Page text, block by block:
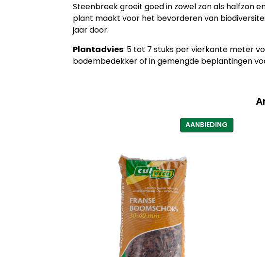
Steenbreek groeit goed in zowel zon als halfzon
plant maakt voor het bevorderen van
jaar door.
Plantadvies: 5 tot 7 stuks per vierkante meter
bodembedekker of in gemengde beplantingen
AANBIEDING
IN